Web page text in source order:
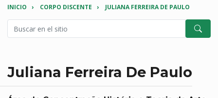
INICIO CORPO DISCENTE JULIANA FERREIRA DE PAULO
Juliana Ferreira De Paulo